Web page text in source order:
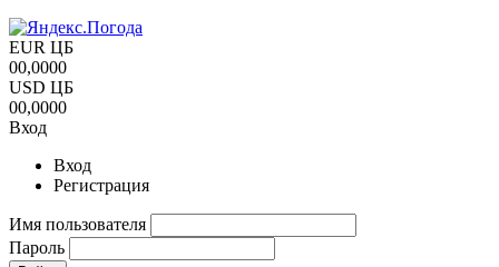
EUR ЦБ
00,0000
USD ЦБ
00,0000
Вход
Вход
Регистрация
Имя пользователя
Пароль